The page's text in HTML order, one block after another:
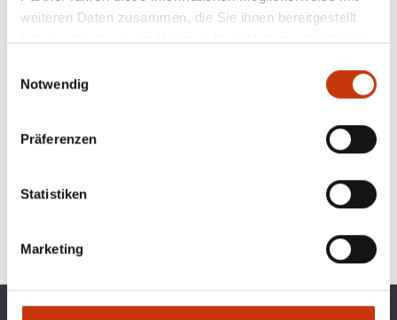
weiteren Daten zusammen, die Sie ihnen bereitgestellt
Notwendig
Präferenzen
Statistiken
Marketing